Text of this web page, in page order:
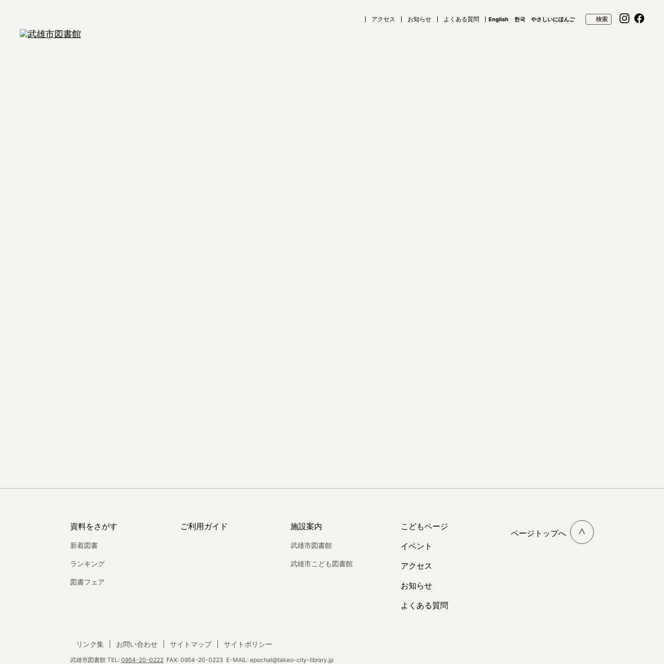
アクセス お知らせ よくある質問 English 한국 やさしいにほんご 検索
資料をさがす
新着図書
ランキング
図書フェア
ご利用ガイド 施設案内
武雄市図書館
武雄市こども図書館
こどもページ
イベント
アクセス
お知らせ
よくある質問
ページトップへ
武雄市図書館 TEL: 0954-20-0222 FAX: 0954-20-0223 E-MAIL: epochal@takeo-city-library.jp
リンク集 お問い合わせ サイトマップ サイトポリシー